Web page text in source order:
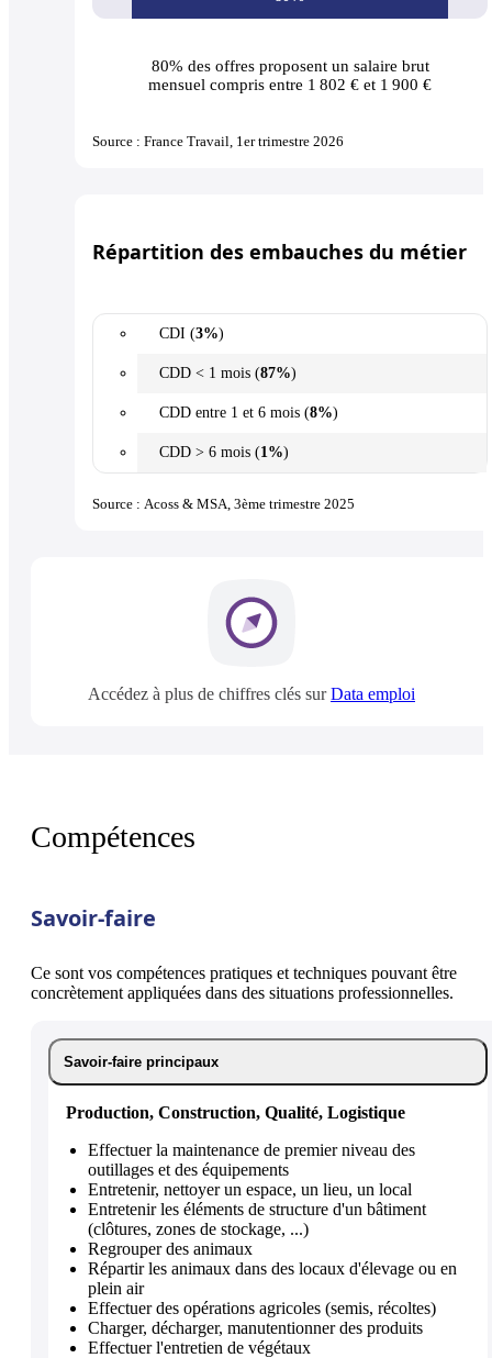
80% des offresproposent un salaire brut
mensuel compris entre 1 802 € et 1 900 €
Source : France Travail, 1er trimestre 2026
Répartition des embauches du métier
CDI (3%)
CDD < 1 mois (87%)
CDD entre 1 et 6 mois (8%)
CDD > 6 mois (1%)
Source : Acoss & MSA, 3ème trimestre 2025
Accédez à plus de chiffres clés surData emploi
Compétences
Savoir-faire
Ce sont vos compétences pratiques et techniques pouvant être
concrètement appliquées dans des situations professionnelles.
Savoir-faire principaux
Production, Construction, Qualité, Logistique
Effectuer la maintenance de premier niveau des
outillages et des équipements
Entretenir, nettoyer un espace, un lieu, un local
Entretenir les éléments de structure d'un bâtiment
(clôtures, zones de stockage, ...)
Regrouper des animaux
Répartir les animaux dans des locaux d'élevage ou en
plein air
Effectuer des opérations agricoles (semis, récoltes)
Charger, décharger, manutentionner des produits
Effectuer l'entretien de végétaux